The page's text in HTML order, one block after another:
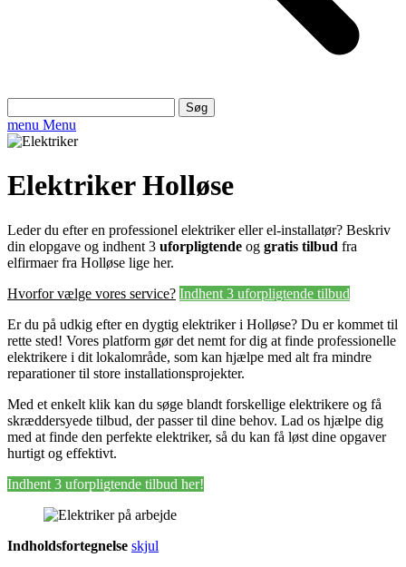
efter:
menu Menu
Elektriker Holløse
Leder du efter en professionel elektriker eller el-installatør? Beskriv
din elopgave og indhent 3 uforpligtende og gratis tilbud fra
elfirmaer fra Holløse lige her.
Hvorfor vælge vores service? Indhent 3 uforpligtende tilbud
Er du på udkig efter en dygtig elektriker i Holløse? Du er kommet til
rette sted! Vores platform gør det nemt for dig at finde professionelle
elektrikere i dit lokalområde, som kan hjælpe med alt fra mindre
reparationer til store installationsprojekter.
Med et enkelt klik kan du søge blandt forskellige elektrikere og få
skræddersyede tilbud, der passer til dine behov. Lad os hjælpe dig
med at finde den perfekte elektriker, så du kan få løst dine opgaver
hurtigt og effektivt.
Indhent 3 uforpligtende tilbud her!
Indholdsfortegnelse skjul